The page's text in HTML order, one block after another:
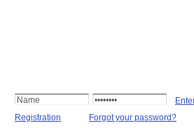
Registration Forgot your password?